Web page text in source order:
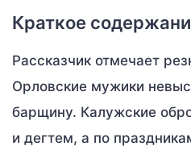
Краткое
Рассказчик отмечает
Орловские мужики
барщину. Калужские
и дегтем, а по